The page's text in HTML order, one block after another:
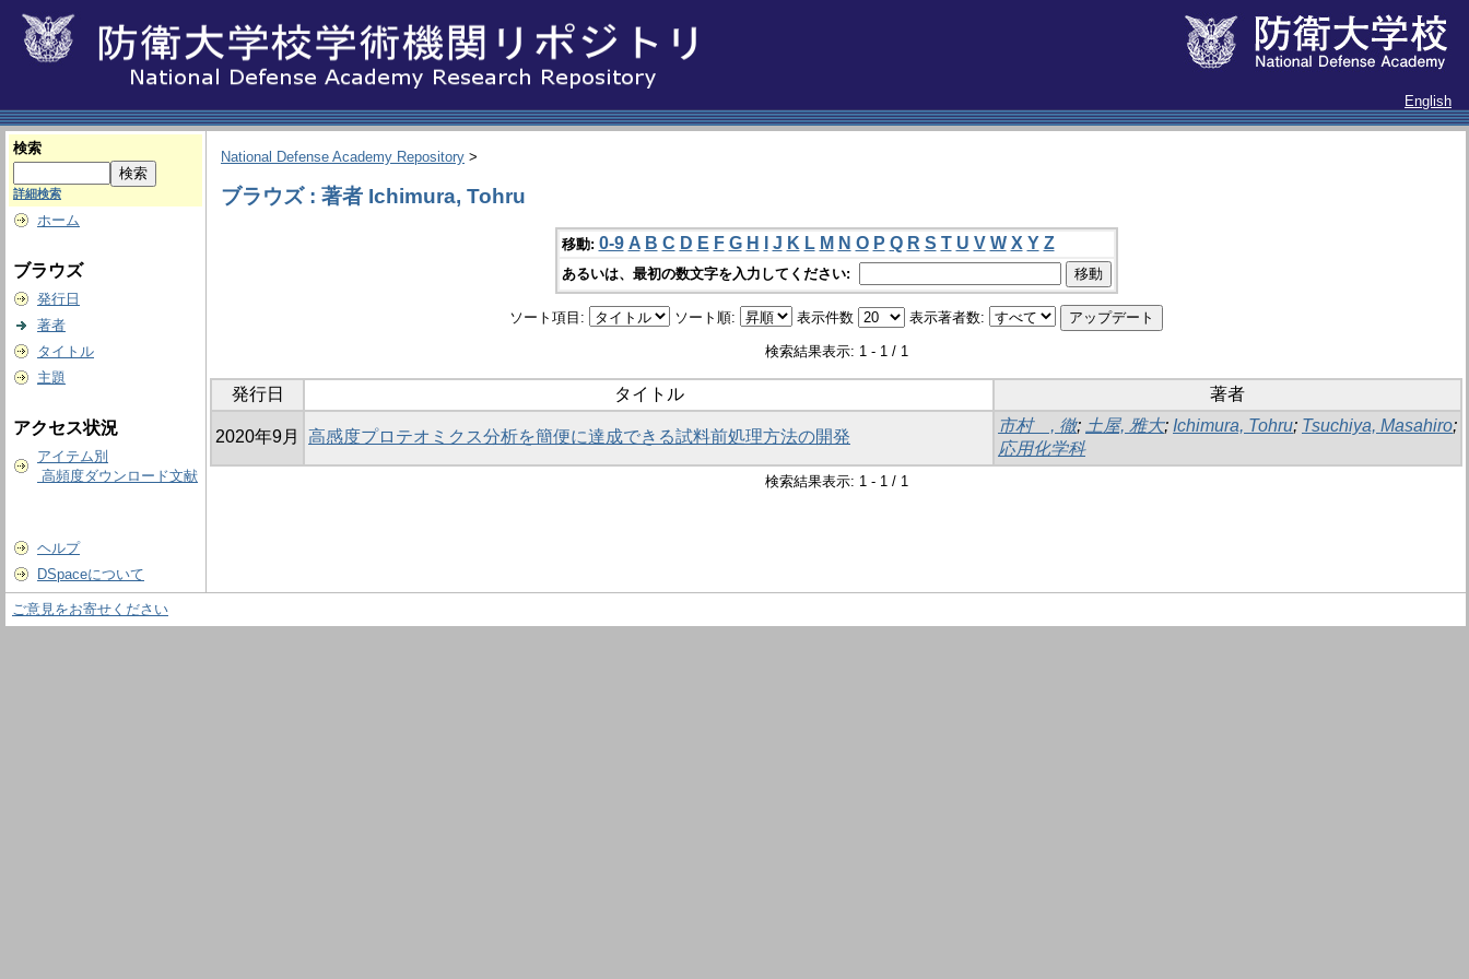
English
検索
詳細検索
ホーム
ブラウズ
発行日
著者
タイトル
主題
アクセス状況
アイテム別
高頻度ダウンロード文献
ヘルプ
DSpaceについて
National Defense Academy Repository >
ブラウズ : 著者 Ichimura, Tohru
移動: 0-9 A B C D E F G H J K L M N O P Q R S T U V W X Y Z
あるいは、最初の数文字を入力してください:
ソート項目: ソート順: 表示件数 表示著者数:
検索結果表示: 1 - 1 / 1
発行日 タイトル 著者
2020年9月 高感度プロテオミクス分析を簡便に達成できる試料前処理方法の開発
市村 , 徹; 土屋, 雅大; Ichimura, Tohru; Tsuchiya, Masahiro;
応用化学科
検索結果表示: 1 - 1 / 1
ご意見をお寄せください